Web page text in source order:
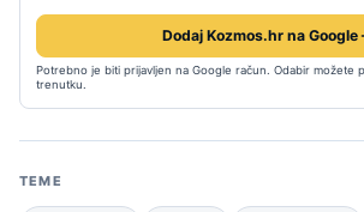
Dodaj Kozmos.hr na Google
Potrebno je biti prijavljen na Google račun. Odabir možete
trenutku.
TEME